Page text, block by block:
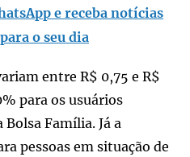
e receba notícias
o seu dia
entre R$ 0,75 e R$
para os usuários
Família. Já a
pessoas em situação de